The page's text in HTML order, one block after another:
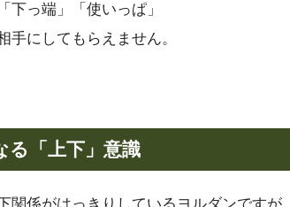
下っ端」「使いっぱ」
手にしてもらえません。
る「上下」意識